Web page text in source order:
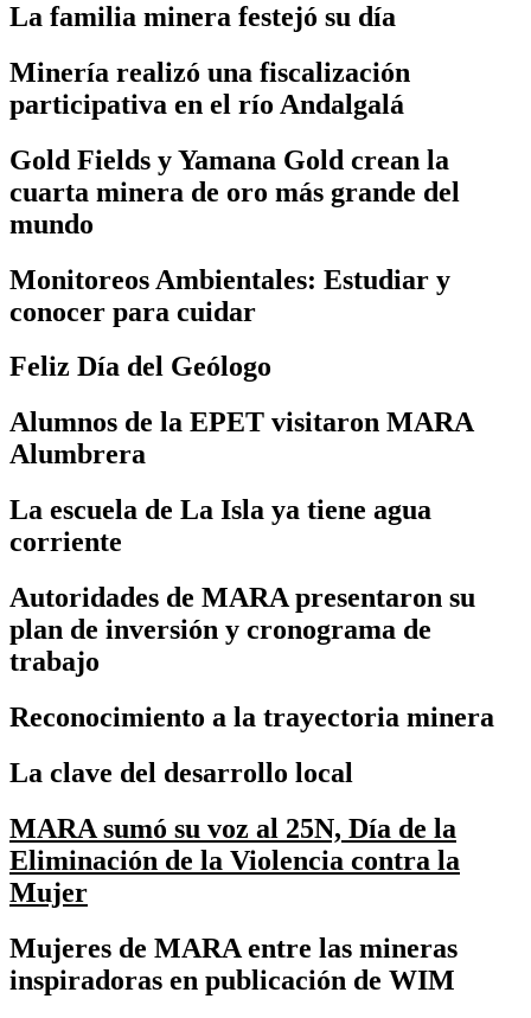
La familia minera festejó su día
Minería realizó una fiscalización
participativa en el río Andalgalá
Gold Fields y Yamana Gold crean la
cuarta minera de oro más grande del
mundo
Monitoreos Ambientales: Estudiar y
conocer para cuidar
Feliz Día del Geólogo
Alumnos de la EPET visitaron MARA
Alumbrera
La escuela de La Isla ya tiene agua
corriente
Autoridades de MARA presentaron su
plan de inversión y cronograma de
trabajo
Reconocimiento a la trayectoria minera
La clave del desarrollo local
MARA sumó su voz al 25N, Día de la
Eliminación de la Violencia contra la
Mujer
Mujeres de MARA entre las mineras
inspiradoras en publicación de WIM